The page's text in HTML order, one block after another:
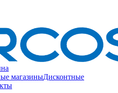
магазиныДисконтные